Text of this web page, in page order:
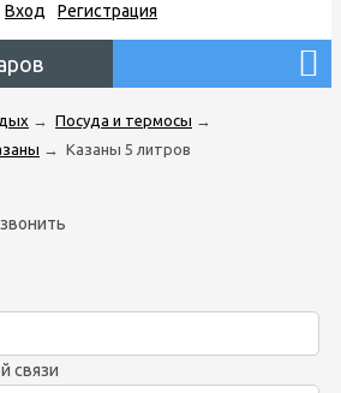
Вход
Регистрация
→ Посуда и термосы →
→ Казаны 5 литров
связи